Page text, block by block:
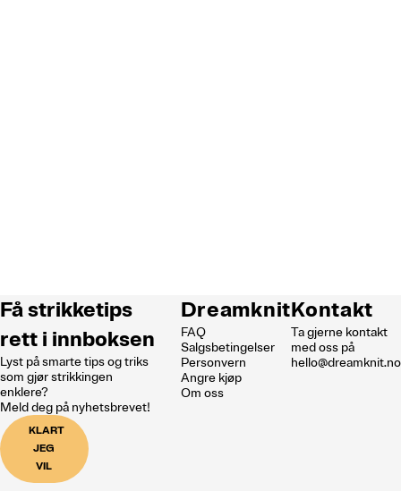
Få strikketips
rett i innboksen
Lyst på smarte tips og triks
som gjør strikkingen
enklere?
Meld deg på nyhetsbrevet!
KLART
JEG
VIL
Dreamknit
FAQ
Salgsbetingelser
Personvern
Angre kjøp
Om oss
Kontakt
Ta gjerne kontakt
med oss på
hello@dreamknit.no